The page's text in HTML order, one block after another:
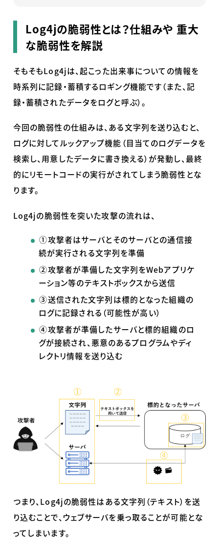
Log4jの脆弱性とは？仕組みや 重大
な脆弱性を解説
そもそもLog4jは、起こった出来事についての情報を
時系列に記録・蓄積するロギング機能です（また、記
録・蓄積されたデータをログと呼ぶ）。
今回の脆弱性の仕組みは、ある文字列を送り込むと、
ログに対してルックアップ機能（目当てのログデータを
検索し、用意したデータに書き換える）が発動し、最終
的にリモートコードの実行がされてしまう脆弱性とな
ります。
Log4jの脆弱性を突いた攻撃の流れは、
①攻撃者はサーバとそのサーバとの通信接
続が実行される文字列を準備
②攻撃者が準備した文字列をWebアプリケ
ーション等のテキストボックスから送信
③送信された文字列は標的となった組織の
ログに記録される（可能性が高い）
④攻撃者が準備したサーバと標的組織のロ
グが接続され、悪意のあるプログラムやディ
レクトリ情報を送り込む
つまり、 Log4jの脆弱性はある文字列（テキスト）を送
り込むことで、ウェブサーバを乗っ取ることが可能とな
ってしまいます。